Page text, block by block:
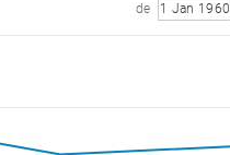
de 1 Jan 1960